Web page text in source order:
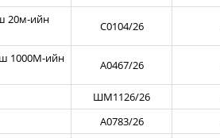
20м-ийн
C0104/26
1000М-ийн
A0467/26
ШМ1126/26
A0783/26